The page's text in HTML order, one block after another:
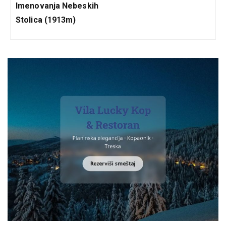
Imenovanja Nebeskih
Stolica (1913m)